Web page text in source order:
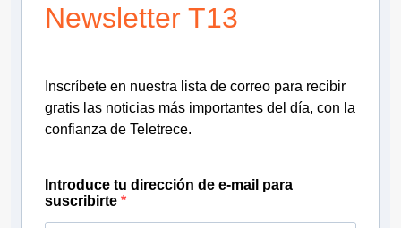
Newsletter T13
Inscríbete en nuestra lista de correo para recibir
gratis las noticias más importantes del día, con la
confianza de Teletrece.
Introduce tu dirección de e-mail para
suscribirte